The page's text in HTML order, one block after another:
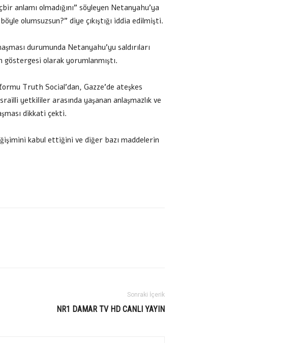
anlamı olmadığını” söyleyen Netanyahu’ya
olumsuzsun?” diye çıkıştığı iddia edilmişti.
durumunda Netanyahu’yu saldırıları
olarak yorumlanmıştı.
Truth Social’dan, Gazze’de ateşkes
yetkililer arasında yaşanan anlaşmazlık ve
dikkati çekti.
kabul ettiğini ve diğer bazı maddelerin
Sonraki İçerik
NR1 DAMAR TV HD CANLI YAYIN